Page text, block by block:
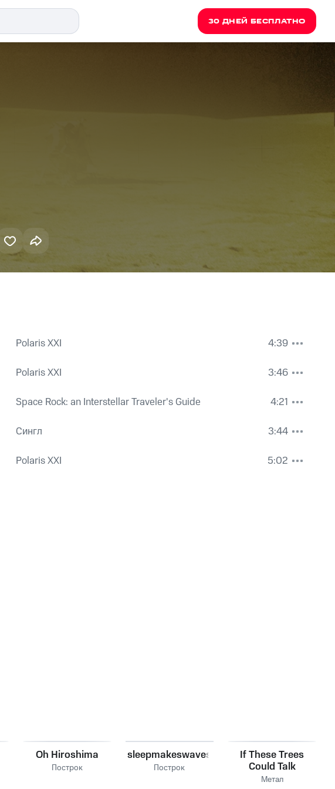
30 ДНЕЙ БЕСПЛАТНО
Polaris XXI
4:39
Polaris XXI
3:46
Space Rock: an Interstellar Traveler's Guide
4:21
Сингл
3:44
Polaris XXI 5:02
Oh Hiroshima
Построк
sleepmakeswaves
Построк
If These Trees
Could Talk
Метал